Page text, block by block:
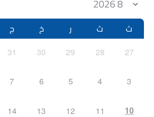
ث ث ر خ ج
27
28
29
30
31
3
4
5
6
7
10
11
12
13
14